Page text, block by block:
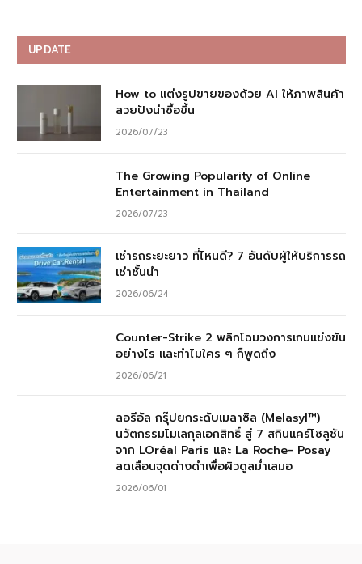
UPDATE
How to แต่งรูปขายของด้วย AI ให้ภาพสินค้า
สวยปังน่าซื้อขึ้น
2026/07/23
The Growing Popularity of Online
Entertainment in Thailand
2026/07/23
เช่ารถระยะยาว ที่ไหนดี? 7 อันดับผู้ให้บริการรถ
เช่าชั้นนำ
2026/06/24
Counter-Strike 2 พลิกโฉมวงการเกมแข่งขัน
อย่างไร และทำไมใคร ๆ ก็พูดถึง
2026/06/21
ลอรีอัล กรุ๊ปยกระดับเมลาซิล (Melasyl™)
นวัตกรรมโมเลกุลเอกสิทธิ์ สู่ 7 สกินแคร์โซลูชัน
จาก LOréal Paris และ La Roche- Posay
ลดเลือนจุดด่างดำเพื่อผิวดูสม่ำเสมอ
2026/06/01